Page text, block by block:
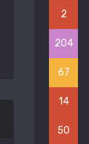
2
204
67
14
50